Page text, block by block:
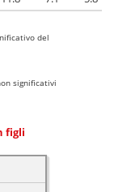
del
significativi
figli